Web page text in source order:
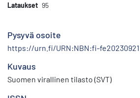
Lataukset 95
Pysyvä osoite
https://urn.fi/URN:NBN:fi-
Kuvaus
Suomen virallinen tilasto (SVT)